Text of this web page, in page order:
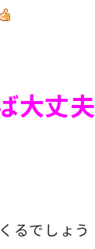
大丈夫
るでしょう